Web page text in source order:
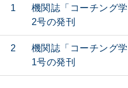
1
機関誌「コーチング
2号の発刊
2
機関誌「コーチング
1号の発刊